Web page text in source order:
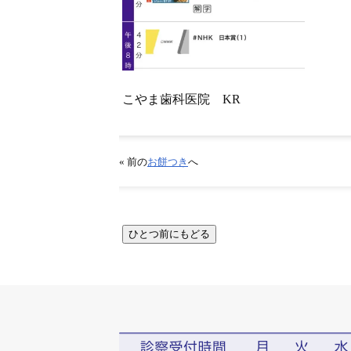
こやま歯科医院 KR
« 前のお餅つき へ